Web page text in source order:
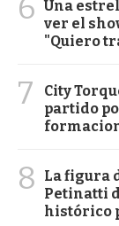
6 Una
ver el
"Quiero
7
City
partido
8
La figura
Petinatti
histórico